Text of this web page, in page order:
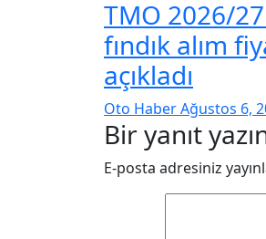
TMO 2026/
fındık alım
açıkladı
Oto HaberAğustos 6,
Bir yanıt
E-posta adresiniz